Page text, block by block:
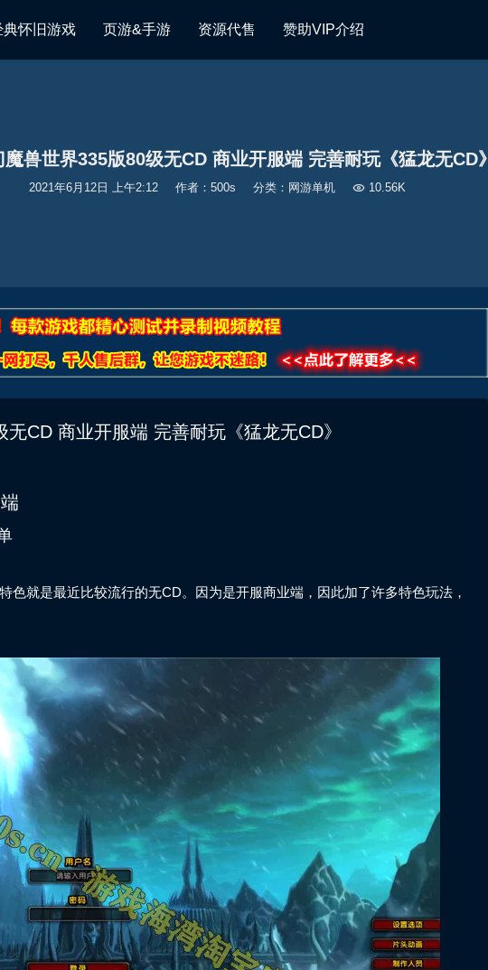
典怀旧游戏 页游&手游 资源代售 赞助VIP介绍
魔兽世界335版80级无CD 商业开服端 完善耐玩《猛龙无CD》
2021年6月12日 上午2:12 作者：500s 分类： 网游单机 10.56K
CD 商业开服端 完善耐玩《猛龙无CD》
色就是最近比较流行的无CD。因为是开服商业端，因此加了许多特色玩法，